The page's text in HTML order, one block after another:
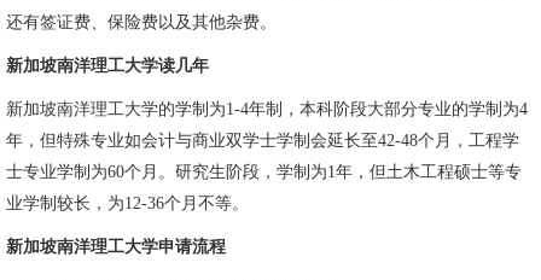
还有签证费、保险费以及其他杂费。
新加坡南洋理工大学读几年
新加坡南洋理工大学的学制为1-4年制，本科阶段大部分专业的学制为4
年，但特殊专业如会计与商业双学士学制会延长至42-48个月，工程学
士专业学制为60个月。研究生阶段，学制为1年，但土木工程硕士等专
业学制较长，为12-36个月不等。
新加坡南洋理工大学申请流程